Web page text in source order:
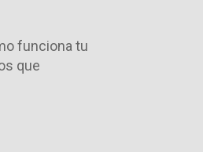
funciona tu
que